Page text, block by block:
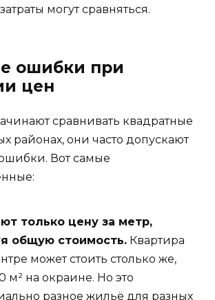
могут сравняться.
ошибки при
цен
сравнивать квадратные
районах, они часто допускают
Вот самые
только цену за метр,
общую стоимость. Квартира
может стоить столько же,
м² на окраине. Но это
разное жильё для разных